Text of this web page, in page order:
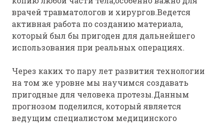
врачей травматологов и хирургов.Ведется
активная работа по созданию материала,
который был бы пригоден для дальнейшего
использования при реальных операциях.
Через каких то пару лет развития технологии
на том же уровне мы научимся создавать
пригодные для человека протезы.Данным
прогнозом поделился, который является
ведущим специалистом медицинского